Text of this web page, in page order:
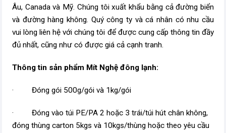
Âu, Canada và Mỹ. Chúng tôi xuất khẩu bằng cả đường biển
và đường hàng không. Quý công ty và cá nhân có nhu cầu
vui lòng liên hệ với chúng tôi để được cung cấp thông tin đầy
đủ nhất, cũng như có được giá cả cạnh tranh.
Thông tin sản phẩm Mít Nghệ đông lạnh:
· Đóng gói 500g/gói và 1kg/gói
· Đóng vào túi PE/PA 2 hoặc 3 trái/túi hút chân không,
đóng thùng carton 5kgs và 10kgs/thùng hoặc theo yêu cầu